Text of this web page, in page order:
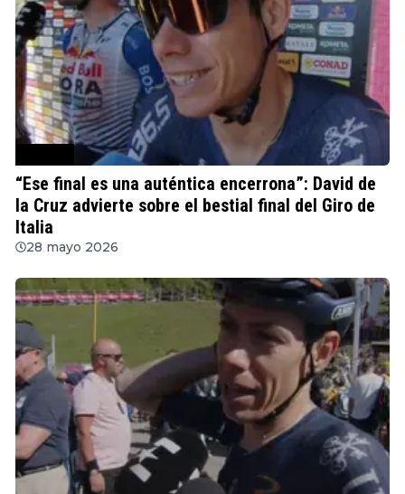
“Ese final es una auténtica encerrona”: David de
la Cruz advierte sobre el bestial final del Giro de
Italia
28 mayo 2026